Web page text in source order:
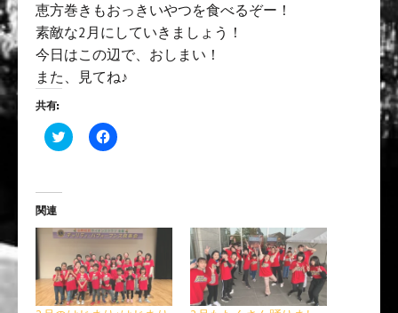
恵方巻きもおっきいやつを食べるぞー！
素敵な2月にしていきましょう！
今日はこの辺で、おしまい！
また、見てね♪
共有:
ク
リ
i
t
e
r
で
共
有
F
a
で
共
す
る
に
は
ク
関連